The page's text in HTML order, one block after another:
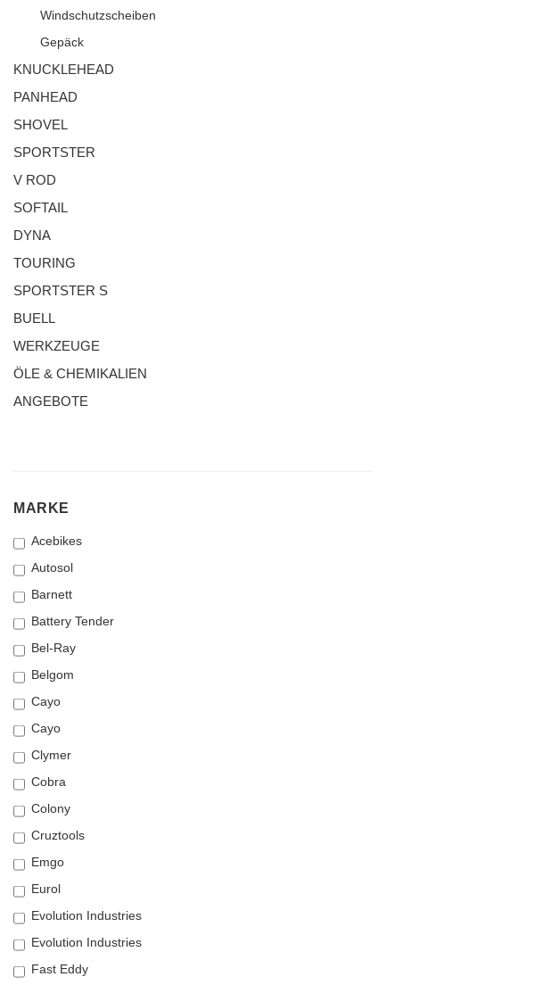
Windschutzscheiben
Gepäck
KNUCKLEHEAD
PANHEAD
SHOVEL
SPORTSTER
V ROD
SOFTAIL
DYNA
TOURING
SPORTSTER S
BUELL
WERKZEUGE
ÖLE & CHEMIKALIEN
ANGEBOTE
MARKE
MARKE
Acebikes
Autosol
Barnett
Battery Tender
Bel-Ray
Belgom
Cayo
Cayo
Clymer
Cobra
Colony
Cruztools
Emgo
Eurol
Evolution Industries
Evolution Industries
Fast Eddy